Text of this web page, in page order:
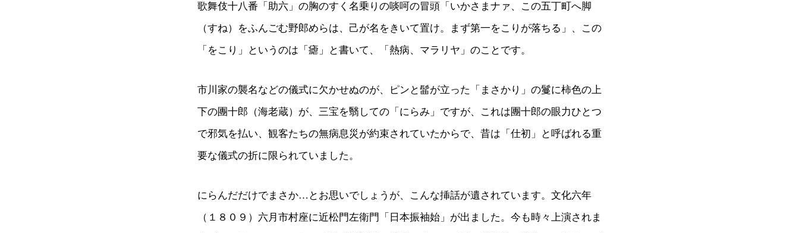
歌舞伎十八番「助六」の胸のすく名乗りの啖呵の冒頭「いかさまナァ、この五丁町へ脚
（すね）をふんごむ野郎めらは、己が名をきいて置け。まず第一をこりが落ちる」、この
「をこり」というのは「瘧」と書いて、「熱病、マラリヤ」のことです。
市川家の襲名などの儀式に欠かせぬのが、ピンと髷が立った「まさかり」の鬘に柿色の上
下の團十郎（海老蔵）が、三宝を翳しての「にらみ」ですが、これは團十郎の眼力ひとつ
で邪気を払い、観客たちの無病息災が約束されていたからで、昔は「仕初」と呼ばれる重
要な儀式の折に限られていました。
にらんだだけでまさか…とお思いでしょうが、こんな挿話が遺されています。文化六年
（１８０９）六月市村座に近松門左衛門「日本振袖始」が出ました。今も時々上演されま